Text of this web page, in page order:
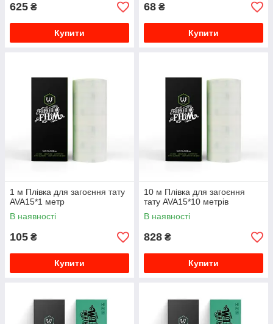
625 ₴
Купити
68 ₴
Купити
1 м Плівка для загоєння тату
AVA15*1 метр
В наявності
105 ₴
Купити
10 м Плівка для загоєння
тату AVA15*10 метрів
В наявності
828 ₴
Купити